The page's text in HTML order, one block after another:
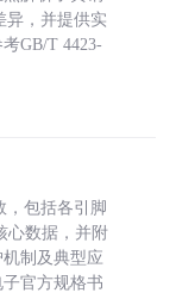
异，并提供实
GB/T 4423-
，包括各引脚
心数据，并附
制及典型应
官方规格书